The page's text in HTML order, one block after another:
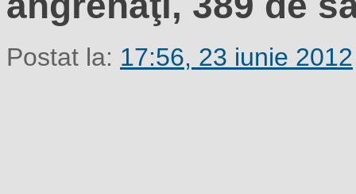
Postat la: 17:56, 23 iunie 2012